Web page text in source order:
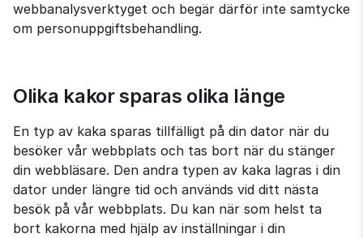
webbanalysverktyget och begär därför inte samtycke
om personuppgiftsbehandling.
Olika kakor sparas olika länge
En typ av kaka sparas tillfälligt på din dator när du
besöker vår webbplats och tas bort när du stänger
din webbläsare. Den andra typen av kaka lagras i din
dator under längre tid och används vid ditt nästa
besök på vår webbplats. Du kan när som helst ta
bort kakorna med hjälp av inställningar i din